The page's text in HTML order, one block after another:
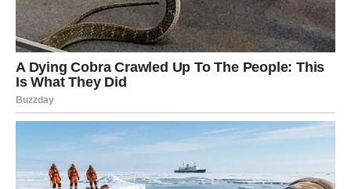
Na poslu dolazi prilika za preokret. Moguća je promena
pravca ili nova ponuda. Finansijski period može doneti
iznenadni dobitak.
STRELAC
Ljubav
Strelčevi ulaze u period spontanosti. Moguć je